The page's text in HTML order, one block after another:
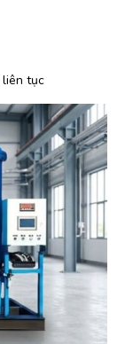
liên tục